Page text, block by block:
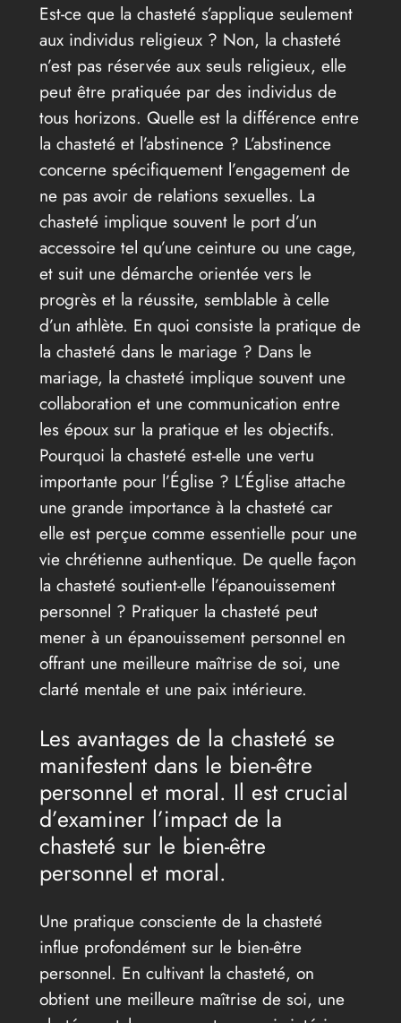
Est-ce que la chasteté s’applique seulement
aux individus religieux ? Non, la chasteté
n’est pas réservée aux seuls religieux, elle
peut être pratiquée par des individus de
tous horizons. Quelle est la différence entre
la chasteté et l’abstinence ? L’abstinence
concerne spécifiquement l’engagement de
ne pas avoir de relations sexuelles. La
chasteté implique souvent le port d’un
accessoire tel qu’une ceinture ou une cage,
et suit une démarche orientée vers le
progrès et la réussite, semblable à celle
d’un athlète. En quoi consiste la pratique de
la chasteté dans le mariage ? Dans le
mariage, la chasteté implique souvent une
collaboration et une communication entre
les époux sur la pratique et les objectifs.
Pourquoi la chasteté est-elle une vertu
importante pour l’Église ? L’Église attache
une grande importance à la chasteté car
elle est perçue comme essentielle pour une
vie chrétienne authentique. De quelle façon
la chasteté soutient-elle l’épanouissement
personnel ? Pratiquer la chasteté peut
mener à un épanouissement personnel en
offrant une meilleure maîtrise de soi, une
clarté mentale et une paix intérieure.
Les avantages de la chasteté se
manifestent dans le bien-être
personnel et moral. Il est crucial
d’examiner l’impact de la
chasteté sur le bien-être
personnel et moral.
Une pratique consciente de la chasteté
influe profondément sur le bien-être
personnel. En cultivant la chasteté, on
obtient une meilleure maîtrise de soi, une